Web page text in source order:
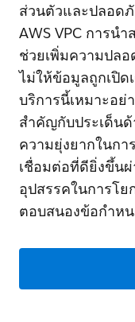
ส่วนตัวและปลอด
AWS VPC การน
ช่วยเพิ่มความปล
ไม่ให้ข้อมูลถูกเปิด
บริการนี้เหมาะอย่
สำคัญกับประเด็น
ความยุ่งยากในก
เชื่อมต่อที่ดียิ่งขึ้น
อุปสรรคในการโย
ตอบสนองข้อกำห